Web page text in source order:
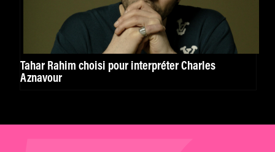
Tahar Rahim choisi pour interpréter Charles
Aznavour